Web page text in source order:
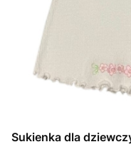
Sukienka dla